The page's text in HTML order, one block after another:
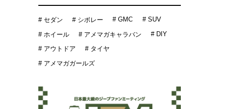
# セダン # シボレー # GMC # SUV
# ホイール # アメマガキャラバン # DIY
# アウトドア
# タイヤ
# アメマガガールズ